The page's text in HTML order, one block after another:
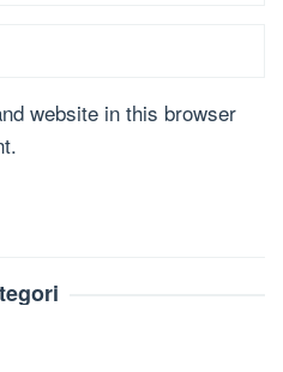
website in this browser